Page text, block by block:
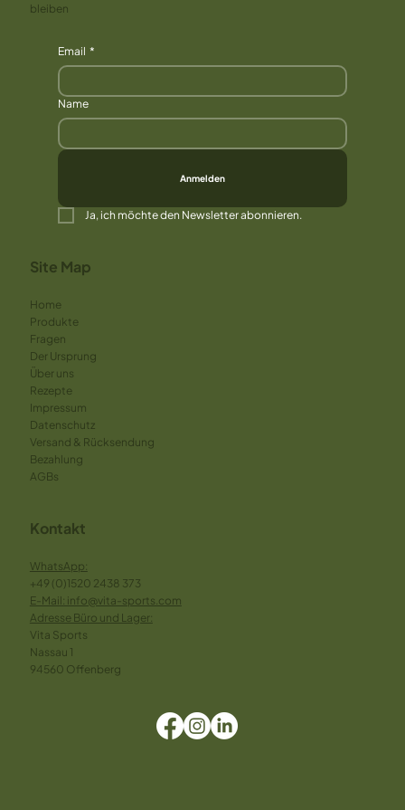
Site Map
Home
Produkte
Fragen
Der Ursprung
Über uns
Rezepte
Impressum
Datenschutz
Versand & Rücksendung
Bezahlung
AGBs
bleiben
Email *
Name
Anmelden
Ja, ich möchte den Newsletter abonnieren.
Kontakt
WhatsApp:
+49 (0)1520 2438 373
E-Mail: info@vita-sports.com
Adresse Büro und Lager:
Vita Sports
Nassau 1
94560 Offenberg